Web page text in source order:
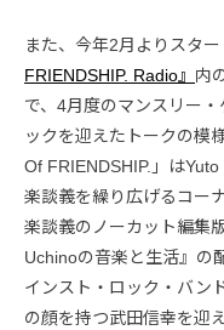
また、今年2月よりスター
FRIENDSHIP. Radio』 内
で、4月度のマンスリー
ックを迎えたトークの模
Of FRIENDSHIP.」は
楽談義を繰り広げるコー
楽談義のノーカット編集
Uchinoの音楽と生活』の
インスト・ロック・バン
の顔を持つ武田信幸を迎